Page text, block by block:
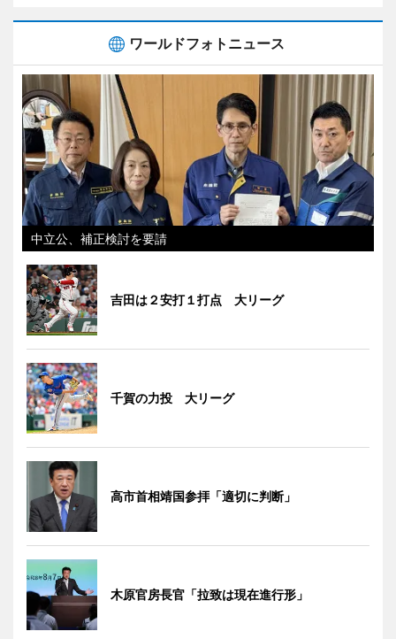
ワールドフォトニュース
中立公、補正検討を要請
吉田は２安打１打点 大リーグ
千賀の力投 大リーグ
高市首相靖国参拝「適切に判断」
木原官房長官「拉致は現在進行形」